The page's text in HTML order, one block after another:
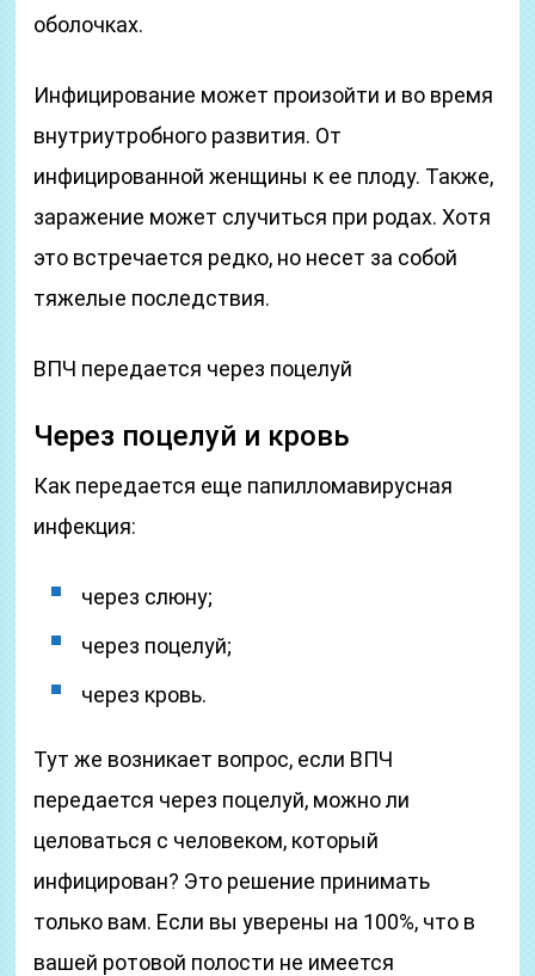
оболочках.
Инфицирование может произойти и во время
внутриутробного развития. От
инфицированной женщины к ее плоду. Также,
заражение может случиться при родах. Хотя
это встречается редко, но несет за собой
тяжелые последствия.
ВПЧ передается через поцелуй
Через поцелуй и кровь
Как передается еще папилломавирусная
инфекция:
через слюну;
через поцелуй;
через кровь.
Тут же возникает вопрос, если ВПЧ
передается через поцелуй, можно ли
целоваться с человеком, который
инфицирован? Это решение принимать
только вам. Если вы уверены на 100%, что в
вашей ротовой полости не имеется